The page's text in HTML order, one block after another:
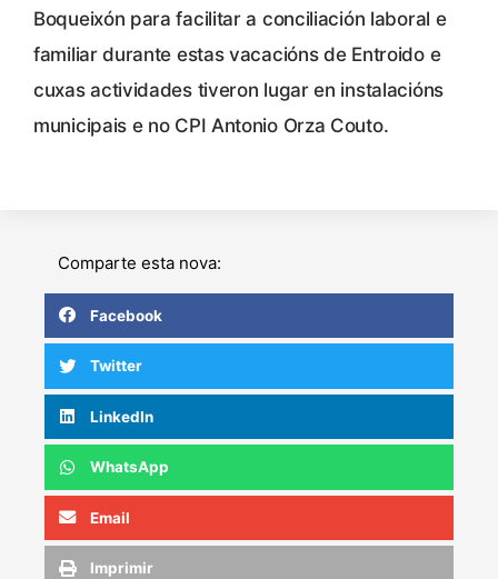
Boqueixón para facilitar a conciliación laboral e
familiar durante estas vacacións de Entroido e
cuxas actividades tiveron lugar en instalacións
municipais e no CPI Antonio Orza Couto.
Comparte esta nova:
Facebook
Twitter
LinkedIn
WhatsApp
Email
Imprimir